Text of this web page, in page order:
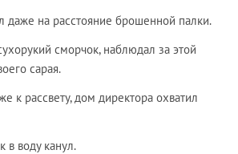
даже на расстояние брошенной палки.
сморчок, наблюдал за этой
сарая.
к рассвету, дом директора охватил
в воду канул.